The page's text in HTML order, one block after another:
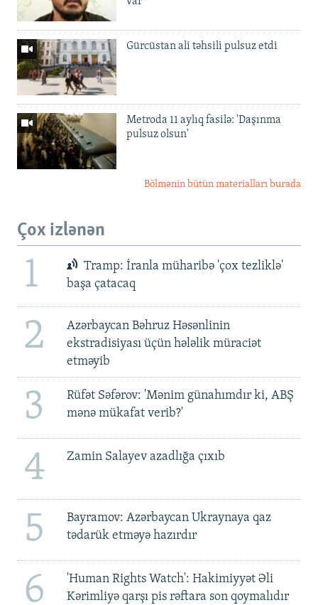
Gürcüstan ali təhsili pulsuz etdi
Metroda 11 aylıq fasilə: 'Daşınma
pulsuz olsun'
Bölmənin bütün materialları burada
Çox izlənən
1
Tramp: İranla müharibə 'çox tezliklə'
başa çatacaq
2
Azərbaycan Bəhruz Həsənlinin
ekstradisiyası üçün hələlik müraciət
etməyib
3
Rüfət Səfərov: 'Mənim günahımdır ki, ABŞ
mənə mükafat verib?'
4 Zamin Salayev azadlığa çıxıb
5
Bayramov: Azərbaycan Ukraynaya qaz
tədarük etməyə hazırdır
6
'Human Rights Watch': Hakimiyyət Əli
Kərimliyə qarşı pis rəftara son qoymalıdır